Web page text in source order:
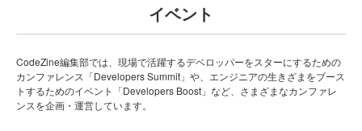
イベント
CodeZine編集部では、現場で活躍するデベロッパーをスターにするための
カンファレンス「Developers Summit」や、エンジニアの生きざまをブース
トするためのイベント「Developers Boost」など、さまざまなカンファレ
ンスを企画・運営しています。